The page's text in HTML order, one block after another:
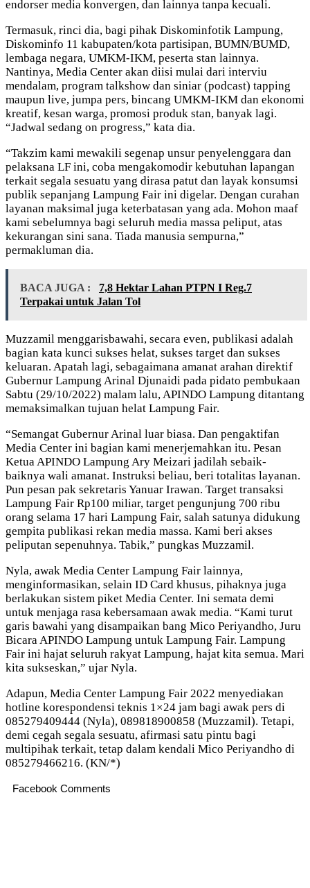
endorser media konvergen, dan lainnya tanpa kecuali.
Termasuk, rinci dia, bagi pihak Diskominfotik Lampung,
Diskominfo 11 kabupaten/kota partisipan, BUMN/BUMD,
lembaga negara, UMKM-IKM, peserta stan lainnya.
Nantinya, Media Center akan diisi mulai dari interviu
mendalam, program talkshow dan siniar (podcast) tapping
maupun live, jumpa pers, bincang UMKM-IKM dan ekonomi
kreatif, kesan warga, promosi produk stan, banyak lagi.
“Jadwal sedang on progress,” kata dia.
“Takzim kami mewakili segenap unsur penyelenggara dan
pelaksana LF ini, coba mengakomodir kebutuhan lapangan
terkait segala sesuatu yang dirasa patut dan layak konsumsi
publik sepanjang Lampung Fair ini digelar. Dengan curahan
layanan maksimal juga keterbatasan yang ada. Mohon maaf
kami sebelumnya bagi seluruh media massa peliput, atas
kekurangan sini sana. Tiada manusia sempurna,”
permakluman dia.
BACA JUGA :
7,8 Hektar Lahan PTPN I Reg.7
Terpakai untuk Jalan Tol
Muzzamil menggarisbawahi, secara even, publikasi adalah
bagian kata kunci sukses helat, sukses target dan sukses
keluaran. Apatah lagi, sebagaimana amanat arahan direktif
Gubernur Lampung Arinal Djunaidi pada pidato pembukaan
Sabtu (29/10/2022) malam lalu, APINDO Lampung ditantang
memaksimalkan tujuan helat Lampung Fair.
“Semangat Gubernur Arinal luar biasa. Dan pengaktifan
Media Center ini bagian kami menerjemahkan itu. Pesan
Ketua APINDO Lampung Ary Meizari jadilah sebaik-
baiknya wali amanat. Instruksi beliau, beri totalitas layanan.
Pun pesan pak sekretaris Yanuar Irawan. Target transaksi
Lampung Fair Rp100 miliar, target pengunjung 700 ribu
orang selama 17 hari Lampung Fair, salah satunya didukung
gempita publikasi rekan media massa. Kami beri akses
peliputan sepenuhnya. Tabik,” pungkas Muzzamil.
Nyla, awak Media Center Lampung Fair lainnya,
menginformasikan, selain ID Card khusus, pihaknya juga
berlakukan sistem piket Media Center. Ini semata demi
untuk menjaga rasa kebersamaan awak media. “Kami turut
garis bawahi yang disampaikan bang Mico Periyandho, Juru
Bicara APINDO Lampung untuk Lampung Fair. Lampung
Fair ini hajat seluruh rakyat Lampung, hajat kita semua. Mari
kita sukseskan,” ujar Nyla.
Adapun, Media Center Lampung Fair 2022 menyediakan
hotline korespondensi teknis 1×24 jam bagi awak pers di
085279409444 (Nyla), 089818900858 (Muzzamil). Tetapi,
demi cegah segala sesuatu, afirmasi satu pintu bagi
multipihak terkait, tetap dalam kendali Mico Periyandho di
085279466216. (KN/*)
Facebook Comments